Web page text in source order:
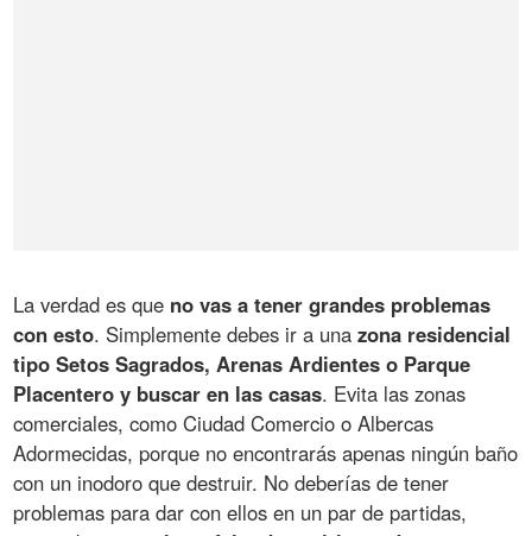
La verdad es que no vas a tener grandes problemas
con esto. Simplemente debes ir a unazona residencial
tipo Setos Sagrados, Arenas Ardientes o Parque
Placentero y buscar en las casas. Evita las zonas
comerciales, como Ciudad Comercio o Albercas
Adormecidas, porque no encontrarás apenas ningún baño
con un inodoro que destruir. No deberías de tener
problemas para dar con ellos en un par de partidas,